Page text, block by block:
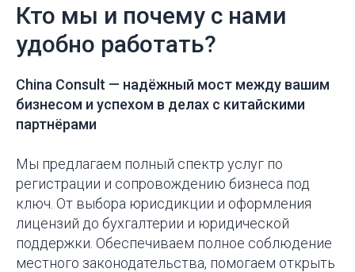
Кто мы и почему с нами
удобно работать?
China Consult — надёжный мост между вашим
бизнесом и успехом в делах с китайскими
партнёрами
Мы предлагаем полный спектр услуг по
регистрации и сопровождению бизнеса под
ключ. От выбора юрисдикции и оформления
лицензий до бухгалтерии и юридической
поддержки. Обеспечиваем полное соблюдение
местного законодательства, помогаем открыть